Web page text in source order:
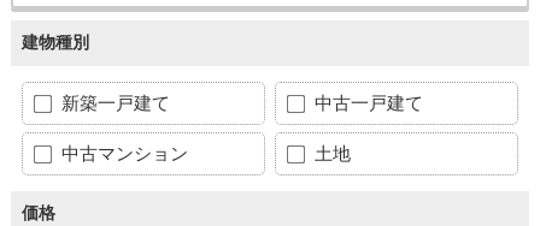
建物種別
新築一戸建て 中古一戸建て
中古マンション 土地
価格